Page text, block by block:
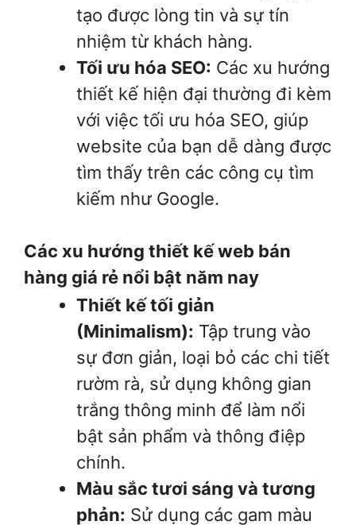
tạo được lòng tin và sự tín
nhiệm từ khách hàng.
Tối ưu hóa SEO: Các xu hướng
thiết kế hiện đại thường đi kèm
với việc tối ưu hóa SEO, giúp
website của bạn dễ dàng được
tìm thấy trên các công cụ tìm
kiếm như Google.
Các xu hướng thiết kế web bán
hàng giá rẻ nổi bật năm nay
Thiết kế tối giản
(Minimalism): Tập trung vào
sự đơn giản, loại bỏ các chi tiết
rườm rà, sử dụng không gian
trắng thông minh để làm nổi
bật sản phẩm và thông điệp
chính.
Màu sắc tươi sáng và tương
phản: Sử dụng các gam màu